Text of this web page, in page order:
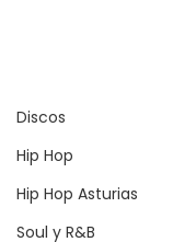
Discos
Hip Hop
Hip Hop Asturias
Soul y R&B